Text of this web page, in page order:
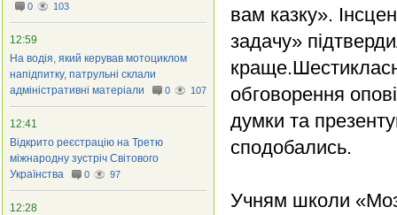
вам казку».
задачу»
обговорення
думки та
сподобались.
Учням школи
0 103
12:59
На водія, який керував мотоциклом
напідпитку, патрульні склали
адміністративні матеріали
0 107
12:41
Відкрито реєстрацію на Третю
міжнародну зустріч Світового
Українства
0 97
12:28